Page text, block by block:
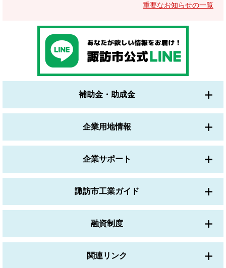
重要なお知らせの一覧
補助金・助成金
企業用地情報
企業サポート
諏訪市工業ガイド
融資制度
関連リンク